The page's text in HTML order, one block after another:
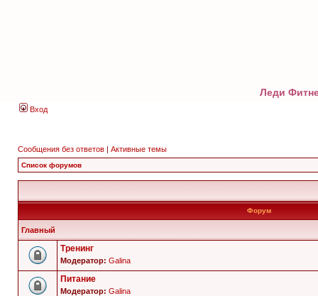
Леди
Вход
Сообщения без ответов | Активные темы
Список форумов
Форум
Главный
Тренинг
Модератор: Galina
Питание
Модератор: Galina